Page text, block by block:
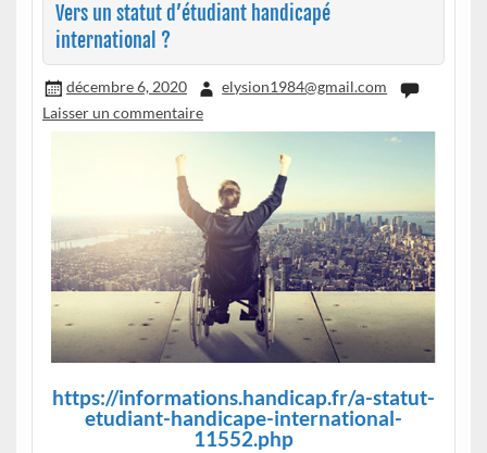
Vers un statut d’étudiant handicapé
international ?
décembre 6, 2020
elysion1984@gmail.com
Laisser un commentaire
https://informations.handicap.fr/a-statut-
etudiant-handicape-international-
11552.php